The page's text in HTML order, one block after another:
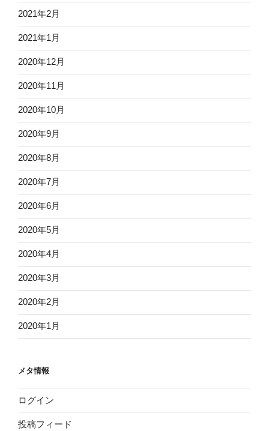
2021年2月
2021年1月
2020年12月
2020年11月
2020年10月
2020年9月
2020年8月
2020年7月
2020年6月
2020年5月
2020年4月
2020年3月
2020年2月
2020年1月
メタ情報
ログイン
投稿フィード